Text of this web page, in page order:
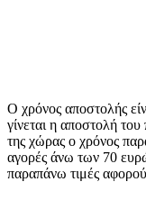
Ο χρόνος αποστολής
γίνεται η αποστολή
της χώρας ο χρόνος
αγορές άνω των 70
παραπάνω τιμές